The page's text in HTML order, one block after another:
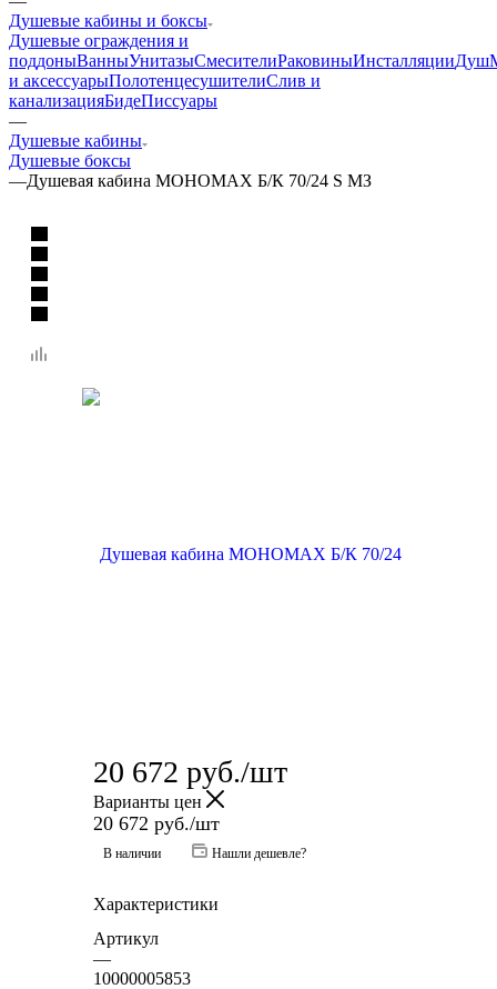
Душевые кабины и боксы
Душевые ограждения и
поддоныВанныУнитазыСмесителиРаковиныИнсталляцииДуш
и аксессуарыПолотенцесушителиСлив и
канализацияБидеПиссуары
—
Душевые кабины
Душевые боксы
—Душевая кабина МОНОМАХ Б/К 70/24 S МЗ
20 672 руб./шт
Варианты цен
20 672 руб./шт
В наличии Нашли дешевле?
Характеристики
Артикул
—
10000005853